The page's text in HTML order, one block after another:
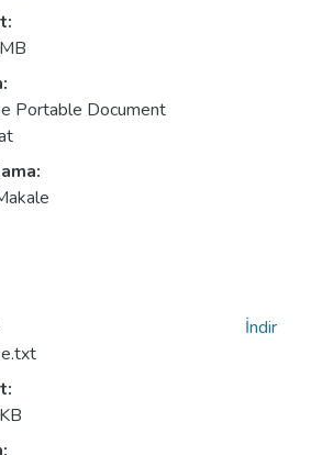
Portable Document
İndir